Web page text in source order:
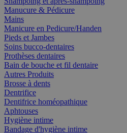
Manucure & Pédicure
Mains
Manicure en Pedicure/Handen
Pieds et Jambes
Soins bucco-dentaires
Prothèses dentaires
Bain de bouche et fil dentaire
Autres Produits
Brosse à dents
Dentrifice
Dentifrice homéopathique
Aphtouses
Hygiène intime
Bandage d'hygiène intime